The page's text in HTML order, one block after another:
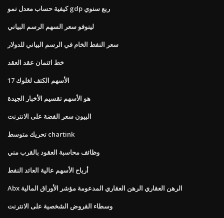
كيفية حساب معدل نمو gdp ربع سنوي
لينوفو سعر السهم الرسم البياني
سعر النفط الخام في الرسم البياني للدولار
خط ائتمان عقد العقد
الأسهم الكتف لغلوك 17
هو الأسهم تقسيم الأخبار الجيدة
البيون سعر الفضة على الانترنت
تحريك متوسط ​​chartink
وظائف محاسبة العقود بالقرب مني
أرباح الأسهم عالية العائد النفط
Abx الرهن العقاري الرهن العقاري المدعومة مؤشر الأوراق المالية
وسطاء القروض الشخصية على الانترنت